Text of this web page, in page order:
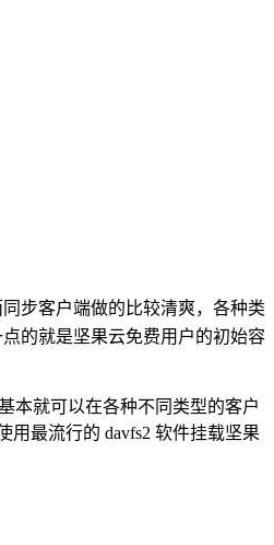
步客户端做的比较清爽，各种类
的就是坚果云免费用户的初始容
本就可以在各种不同类型的客户
最流行的 davfs2 软件挂载坚果